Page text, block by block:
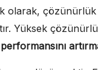
olarak, çözünürlük
Yüksek